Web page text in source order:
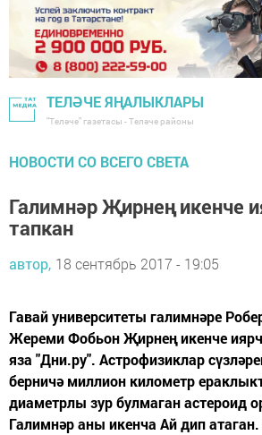
ТЕЛӘЧЕ ЯҢАЛЫКЛАРЫ
"Теләче" газетасы - Теләче районы
НОВОСТИ СО ВСЕГО СВЕТА
Галимнәр Җирнең икенче
тапкан
автор, 18 сентябрь 2017 - 19:05
Гавай университеты галимнәре
Жереми Фобьон Җирнең икенче
яза "Дни.ру". Астрофизиклар
берничә миллион километр
диаметрлы зур булмаган астероид
Галимнәр аны икенча Ай дип